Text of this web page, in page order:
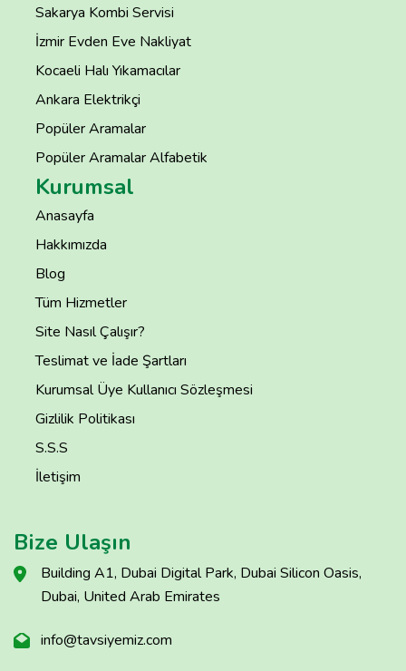
Sakarya Kombi Servisi
İzmir Evden Eve Nakliyat
Kocaeli Halı Yıkamacılar
Ankara Elektrikçi
Popüler Aramalar
Popüler Aramalar Alfabetik
Kurumsal
Anasayfa
Hakkımızda
Blog
Tüm Hizmetler
Site Nasıl Çalışır?
Teslimat ve İade Şartları
Kurumsal Üye Kullanıcı Sözleşmesi
Gizlilik Politikası
S.S.S
İletişim
Bize Ulaşın
Building A1, Dubai Digital Park, Dubai Silicon Oasis,
Dubai, United Arab Emirates
info@tavsiyemiz.com